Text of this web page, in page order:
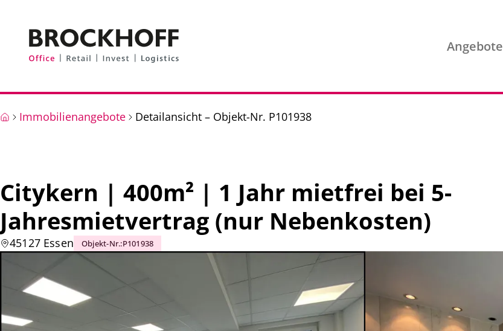
Angebote
Immobilienangebote Detailansicht – Objekt-Nr. P101938
Citykern | 400m² | 1 Jahr mietfrei bei 5-
Jahresmietvertrag (nur Nebenkosten)
45127 Essen Objekt-Nr.:P101938